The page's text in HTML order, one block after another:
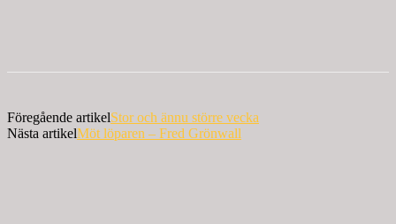
Föregående artikelStor och ännu större vecka
Nästa artikelMöt löparen – Fred Grönwall